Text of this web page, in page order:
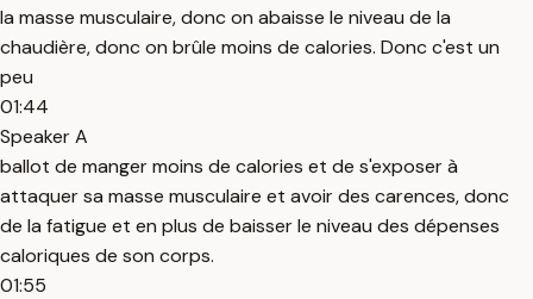
la masse musculaire, donc on abaisse le niveau de la
chaudière, donc on brûle moins de calories. Donc c'est un
peu
01:44
Speaker A
ballot de manger moins de calories et de s'exposer à
attaquer sa masse musculaire et avoir des carences, donc
de la fatigue et en plus de baisser le niveau des dépenses
caloriques de son corps.
01:55